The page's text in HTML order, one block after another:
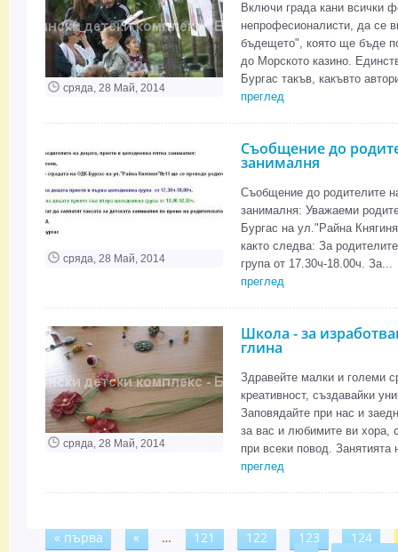
сряда, 28 Май, 2014
Включи града кани всички
непрофесионалисти, да се
бъдещето", която ще бъде
до Морското казино.
Бургас такъв, какъвто
преглед
сряда, 28 Май, 2014
Съобщение до
занималня
Съобщение до родителите
занималня: Уважаеми
Бургас на ул."Райна
както следва: За
група от 17.30ч-18.00ч. За...
преглед
сряда, 28 Май, 2014
Школа - за
глина
Здравейте малки и големи
креативност, създавайки
Заповядайте при нас и
за вас и любимите ви хора,
при всеки повод. Занятията
преглед
« първа « … 121 122 123
124